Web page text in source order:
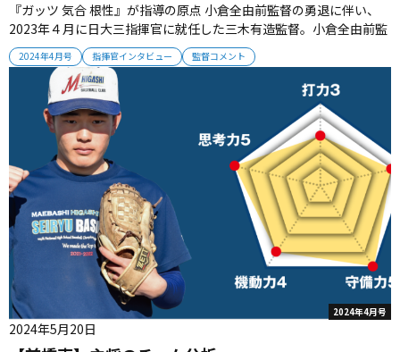
2024年4月号 指揮官インタビュー 監督コメント
『ガッツ 気合 根性』が指導の原点 小倉全由前監督の勇退に伴い、
2023年４月に日大三指揮官に就任した三木有造監督。小倉全由前監
督のもと26年間参謀を務めチームの“たすき”を受けた指揮官は、昨
夏の西東京大会で優勝。初陣で甲子園出場を成し遂げた。就任１年
を迎えた三木監督に聞いた。 ◾️愚直に繰...
2024年4月号
2024年5月20日